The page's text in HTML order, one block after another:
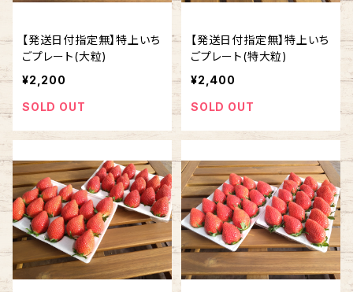
【発送日付指定無】特上いち
ごプレート(大粒)
¥2,200
SOLD OUT
【発送日付指定無】特上いち
ごプレート(特大粒)
¥2,400
SOLD OUT